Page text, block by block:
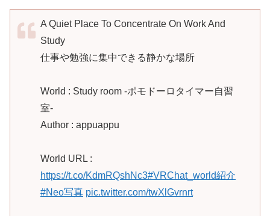
A Quiet Place To Concentrate On Work And
Study
仕事や勉強に集中できる静かな場所
World : Study room -ポモドーロタイマー自習
室-
Author : appuappu
World URL :
https://t.co/KdmRQshNc3#VRChat_world紹介
#Neo写真 pic.twitter.com/twXlGvrnrt